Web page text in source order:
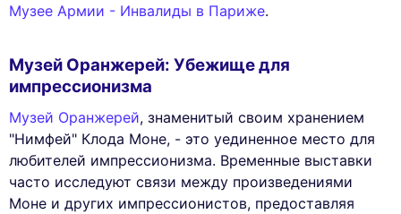
Музее Армии - Инвалиды в Париже.
Музей Оранжерей: Убежище для
импрессионизма
Музей Оранжерей, знаменитый своим хранением
"Нимфей" Клода Моне, - это уединенное место для
любителей импрессионизма. Временные выставки
часто исследуют связи между произведениями
Моне и других импрессионистов, предоставляя